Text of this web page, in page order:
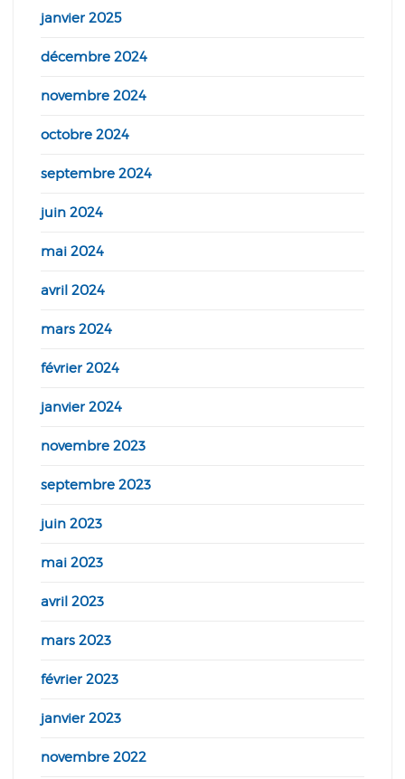
janvier 2025
décembre 2024
novembre 2024
octobre 2024
septembre 2024
juin 2024
mai 2024
avril 2024
mars 2024
février 2024
janvier 2024
novembre 2023
septembre 2023
juin 2023
mai 2023
avril 2023
mars 2023
février 2023
janvier 2023
novembre 2022